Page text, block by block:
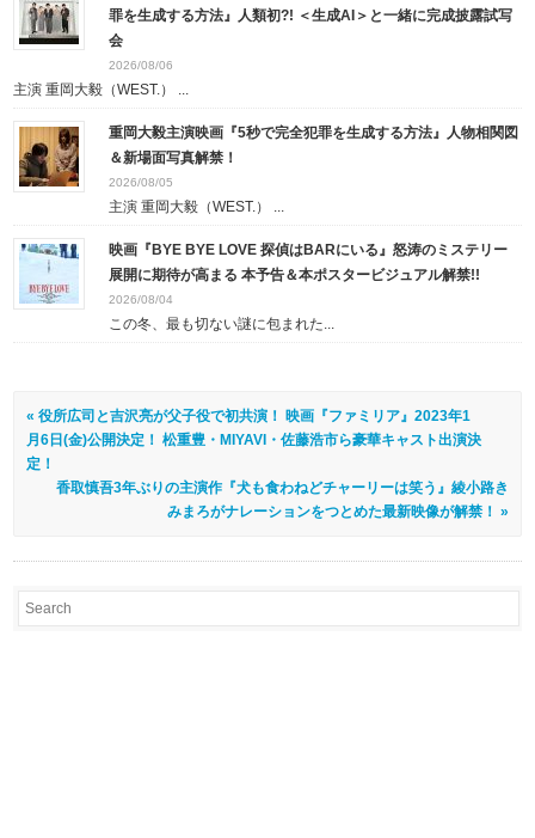
罪を生成する方法』人類初?! ＜生成AI＞と一緒に完成披露試写
会
2026/08/06
主演 重岡大毅（WEST.） ...
重岡大毅主演映画『5秒で完全犯罪を生成する方法』人物相関図
＆新場面写真解禁！
2026/08/05
主演 重岡大毅（WEST.） ...
映画『BYE BYE LOVE 探偵はBARにいる』怒涛のミステリー
展開に期待が高まる 本予告＆本ポスタービジュアル解禁!!
2026/08/04
この冬、最も切ない謎に包まれた...
« 役所広司と吉沢亮が父子役で初共演！ 映画『ファミリア』2023年1
月6日(金)公開決定！ 松重豊・MIYAVI・佐藤浩市ら豪華キャスト出演決
定！
香取慎吾3年ぶりの主演作『犬も食わねどチャーリーは笑う』綾小路き
みまろがナレーションをつとめた最新映像が解禁！ »